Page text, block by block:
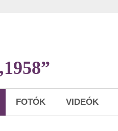
FOTÓK VIDEÓK